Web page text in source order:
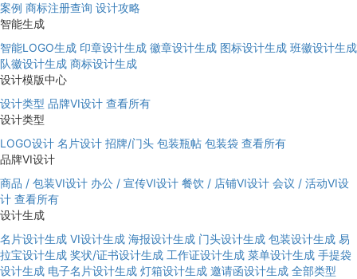
案例 商标注册查询 设计攻略
智能生成
智能LOGO生成 印章设计生成 徽章设计生成 图标设计生成 班徽设计生成
队徽设计生成 商标设计生成
设计模版中心
设计类型 品牌VI设计 查看所有
设计类型
LOGO设计 名片设计 招牌/门头 包装瓶帖 包装袋 查看所有
品牌VI设计
商品 / 包装VI设计 办公 / 宣传VI设计 餐饮 / 店铺VI设计 会议 / 活动VI设
计 查看所有
设计生成
名片设计生成 VI设计生成 海报设计生成 门头设计生成 包装设计生成 易
拉宝设计生成 奖状/证书设计生成 工作证设计生成 菜单设计生成 手提袋
设计生成 电子名片设计生成 灯箱设计生成 邀请函设计生成 全部类型